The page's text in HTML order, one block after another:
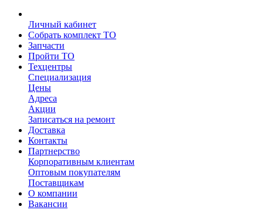
Личный кабинет
Собрать комплект ТО
Запчасти
Пройти ТО
Техцентры
Специализация
Цены
Адреса
Акции
Записаться на ремонт
Доставка
Контакты
Партнерство
Корпоративным клиентам
Оптовым покупателям
Поставщикам
О компании
Вакансии